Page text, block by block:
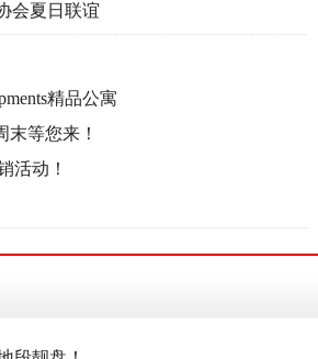
会夏日联谊
精品公寓
末等您来！
活动！